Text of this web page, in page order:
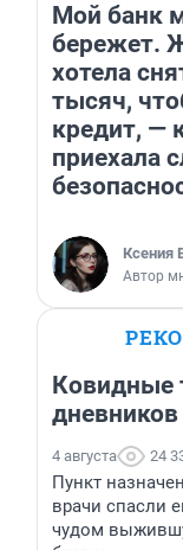
Мой банк
бережет.
хотела
тысяч,
кредит, —
приехала
Ксения
Автор
Ковидные
4 августа 24
Пункт
врачи спасли
чудом